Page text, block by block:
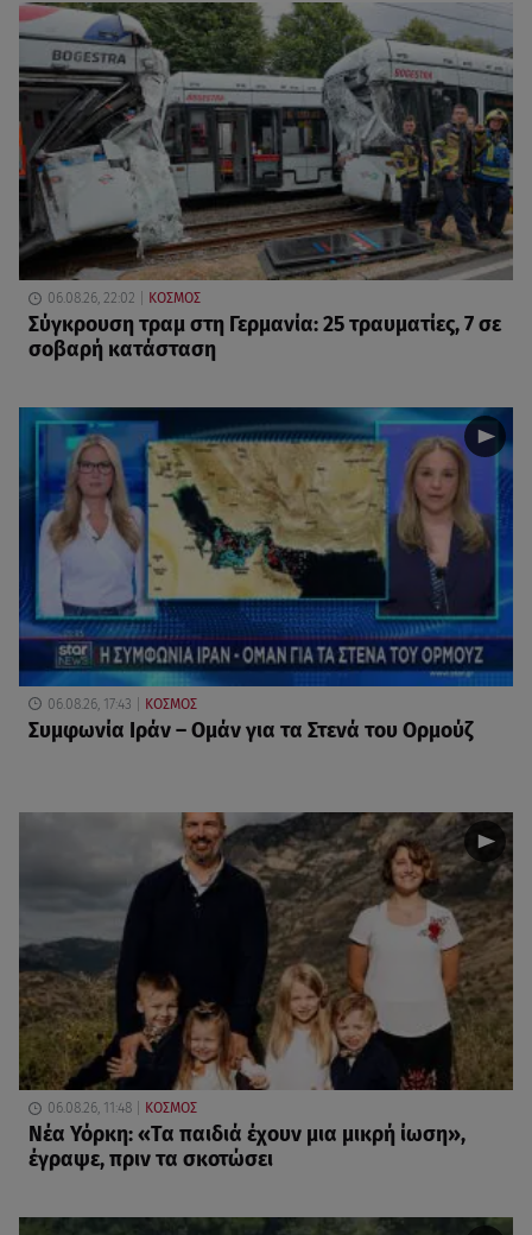
06.08.26, 22:02 ΚΟΣΜΟΣ
Σύγκρουση τραμ στη Γερμανία: 25 τραυματίες, 7 σε
σοβαρή κατάσταση
06.08.26, 17:43 ΚΟΣΜΟΣ
Συμφωνία Ιράν – Ομάν για τα Στενά του Ορμούζ
06.08.26, 11:48 ΚΟΣΜΟΣ
Νέα Υόρκη: «Τα παιδιά έχουν μια μικρή ίωση»,
έγραψε, πριν τα σκοτώσει